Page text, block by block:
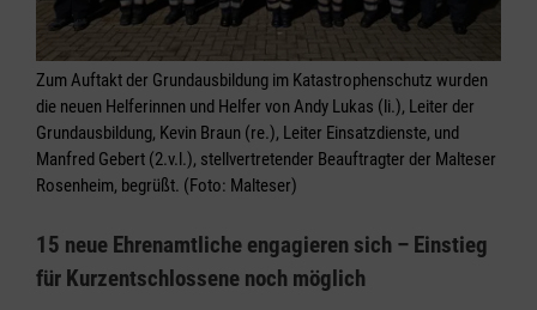
Zum Auftakt der Grundausbildung im Katastrophenschutz wurden
die neuen Helferinnen und Helfer von Andy Lukas (li.), Leiter der
Grundausbildung, Kevin Braun (re.), Leiter Einsatzdienste, und
Manfred Gebert (2.v.l.), stellvertretender Beauftragter der Malteser
Rosenheim, begrüßt. (Foto: Malteser)
15 neue Ehrenamtliche engagieren sich – Einstieg
für Kurzentschlossene noch möglich